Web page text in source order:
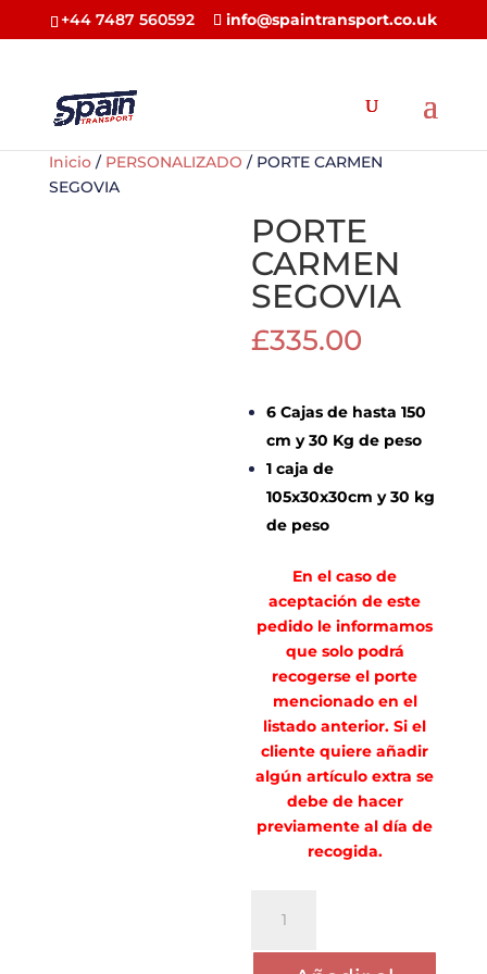
+44 7487 560592 info@spaintransport.co.uk
Inicio/ PERSONALIZADO / PORTE CARMEN
SEGOVIA
PORTE
CARMEN
SEGOVIA
£335.00
6 Cajas de hasta 150
cm y 30 Kg de peso
1 caja de
105x30x30cm y 30 kg
de peso
En el caso de
aceptación de este
pedido le informamos
que solo podrá
recogerse el porte
mencionado en el
listado anterior. Si el
cliente quiere añadir
algún artículo extra se
debe de hacer
previamente al día de
recogida.
CARMEN
SEGOVIA